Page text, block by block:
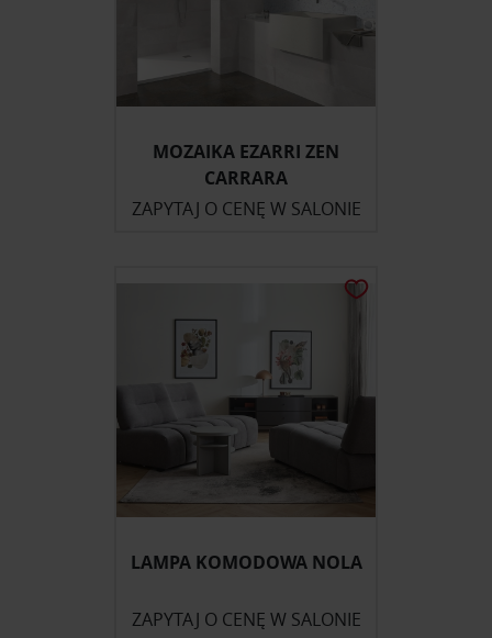
MOZAIKA EZARRI ZEN
CARRARA
ZAPYTAJ O CENĘ W SALONIE
LAMPA KOMODOWA NOLA
ZAPYTAJ O CENĘ W SALONIE